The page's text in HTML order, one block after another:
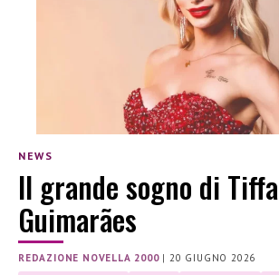
NEWS
Il grande sogno di
Guimarães
REDAZIONE NOVELLA 2000|20 GIUGNO 2026